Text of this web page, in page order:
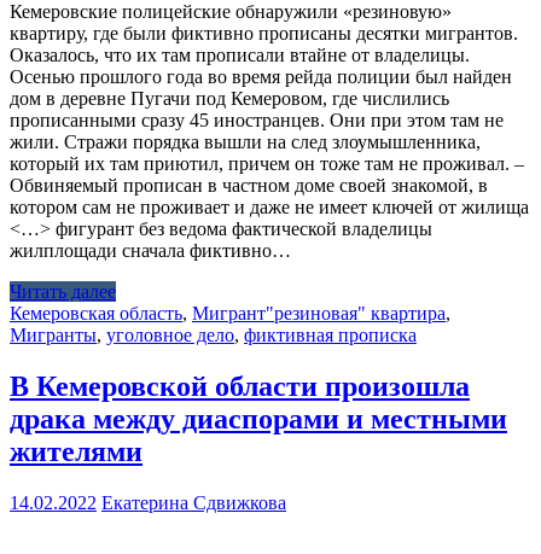
Кемеровские полицейские обнаружили «резиновую»
квартиру, где были фиктивно прописаны десятки мигрантов.
Оказалось, что их там прописали втайне от владелицы.
Осенью прошлого года во время рейда полиции был найден
дом в деревне Пугачи под Кемеровом, где числились
прописанными сразу 45 иностранцев. Они при этом там не
жили. Стражи порядка вышли на след злоумышленника,
который их там приютил, причем он тоже там не проживал. –
Обвиняемый прописан в частном доме своей знакомой, в
котором сам не проживает и даже не имеет ключей от жилища
<…> фигурант без ведома фактической владелицы
жилплощади сначала фиктивно…
Читать далее
Кемеровская область, Мигрант"резиновая" квартира,
Мигранты, уголовное дело, фиктивная прописка
В Кемеровской области произошла
драка между диаспорами и местными
жителями
14.02.2022 Екатерина Сдвижкова